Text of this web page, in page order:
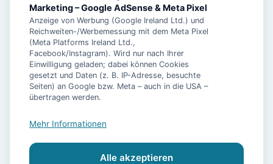
Ausstattung
Marketing – Google AdSense & Meta Pixel
Anzeige von Werbung (Google Ireland Ltd.) und
Reichweiten-/Werbemessung mit dem Meta Pixel
(Meta Platforms Ireland Ltd.,
Facebook/Instagram). Wird nur nach Ihrer
Einwilligung geladen; dabei können Cookies
gesetzt und Daten (z. B. IP-Adresse, besuchte
Seiten) an Google bzw. Meta – auch in die USA –
übertragen werden.
Mehr Informationen
Alle akzeptieren